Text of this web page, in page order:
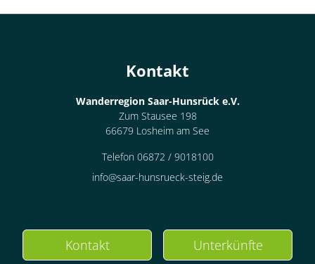
Kontakt
Wanderregion Saar-Hunsrück e.V.
Zum Stausee 198
66679 Losheim am See
Telefon 06872 / 9018100
info@saar-hunsrueck-steig.de
Kontakt Unterkünfte